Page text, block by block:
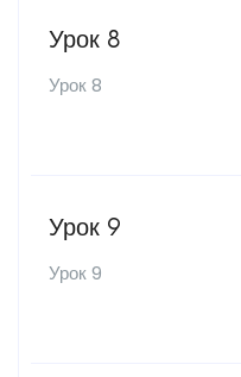
Урок 8
Урок 8
Урок 9
Урок 9